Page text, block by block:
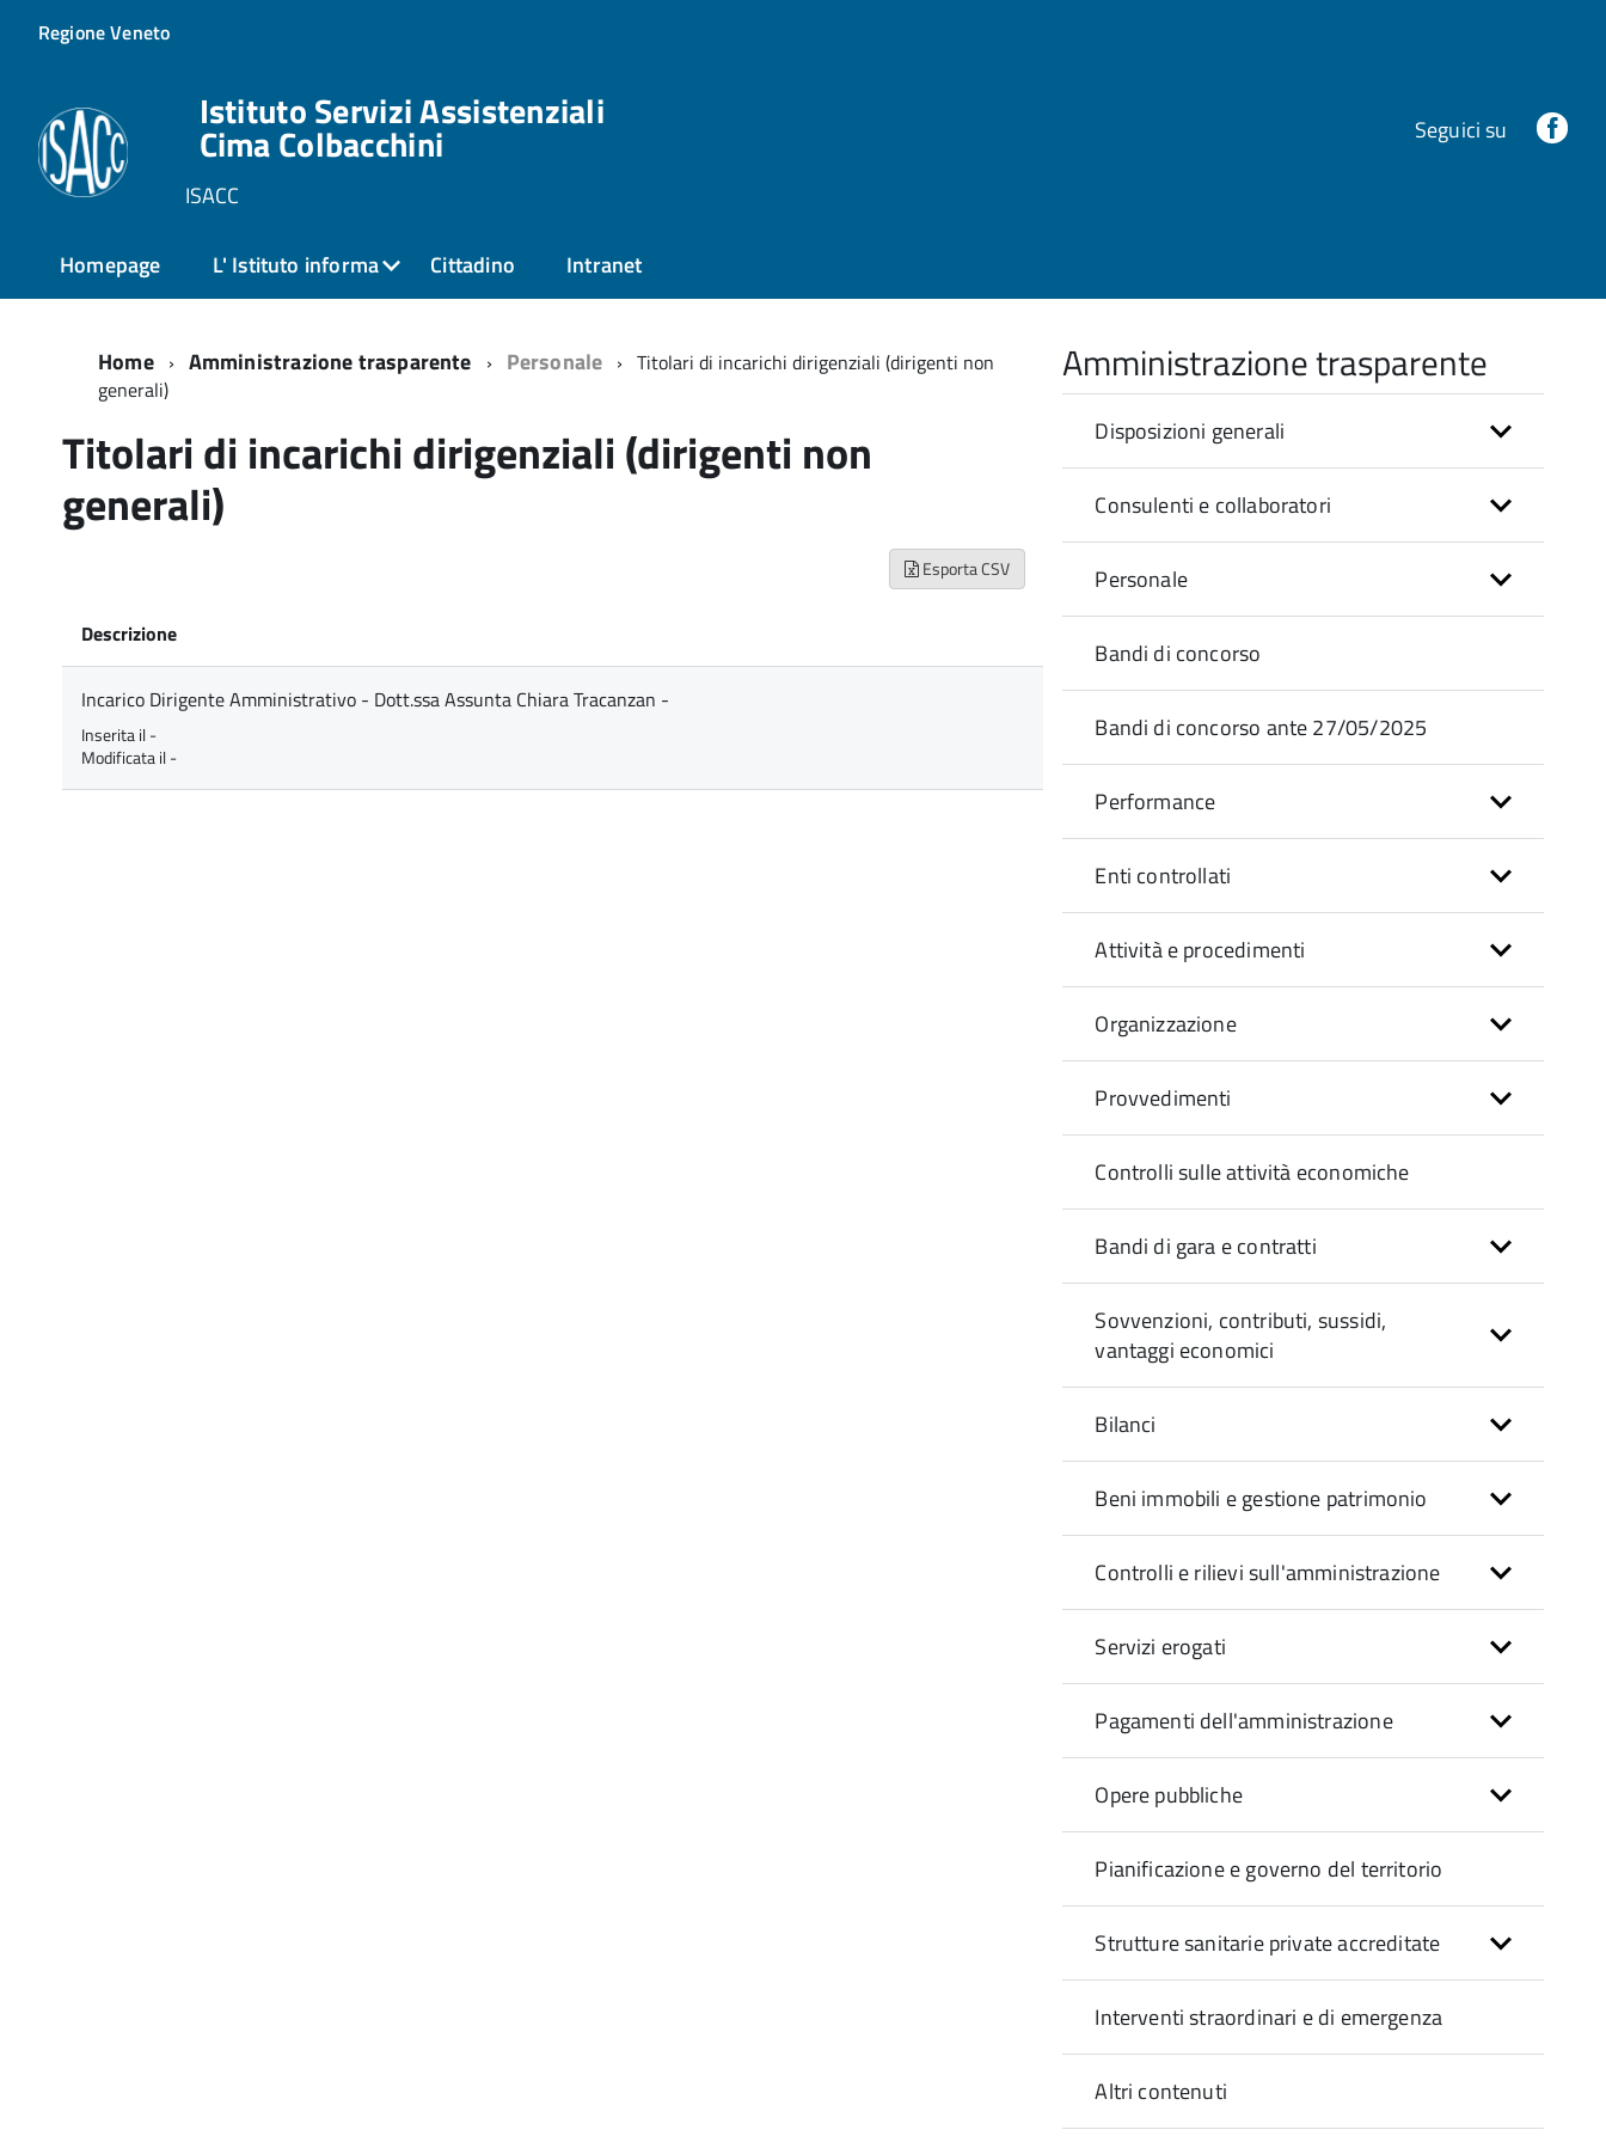
Regione Veneto
Istituto Servizi Assistenziali
Cima Colbacchini
ISACC
Seguici su
Homepage L' Istituto informa Cittadino Intranet
Home Amministrazione trasparente Personale
Titolari di incarichi dirigenziali (dirigenti non
generali)
Titolari di incarichi dirigenziali (dirigenti non
generali)
Esporta CSV
Descrizione
Incarico Dirigente Amministrativo - Dott.ssa Assunta Chiara Tracanzan -
Inserita il -
Modificata il -
Amministrazione trasparente
Disposizioni generali
Consulenti e collaboratori
Personale
Bandi di concorso
Bandi di concorso ante 27/05/2025
Performance
Enti controllati
Attività e procedimenti
Organizzazione
Provvedimenti
Controlli sulle attività economiche
Bandi di gara e contratti
Sovvenzioni, contributi, sussidi,
vantaggi economici
Bilanci
Beni immobili e gestione patrimonio
Controlli e rilievi sull'amministrazione
Servizi erogati
Pagamenti dell'amministrazione
Opere pubbliche
Pianificazione e governo del territorio
Strutture sanitarie private accreditate
Interventi straordinari e di emergenza
Altri contenuti